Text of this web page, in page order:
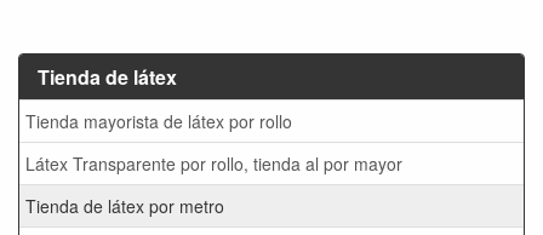
Tienda de látex
Tienda mayorista de látex por rollo
Látex Transparente por rollo, tienda al por mayor
Tienda de látex por metro